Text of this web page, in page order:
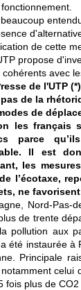
de cette
propose
avec
de l'UTP (*)
de la
de
les français
parce
Il est
les
l’écotaxe,
ne
Nord-Pas-
de trente
pollution aux
été instaurée à
Principale
celui
fois plus de